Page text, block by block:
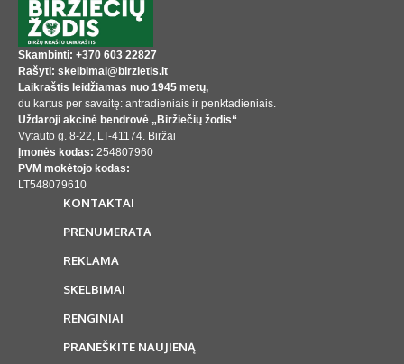
Skambinti: +370 603 22827
Rašyti: skelbimai@birzietis.lt
Laikraštis leidžiamas nuo 1945 metų,
du kartus per savaitę: antradieniais ir penktadieniais.
Uždaroji akcinė bendrovė „Biržiečių žodis“
Vytauto g. 8-22, LT-41174. Biržai
Įmonės kodas: 254807960
PVM mokėtojo kodas:
LT548079610
KONTAKTAI
PRENUMERATA
REKLAMA
SKELBIMAI
RENGINIAI
PRANEŠKITE NAUJIENĄ